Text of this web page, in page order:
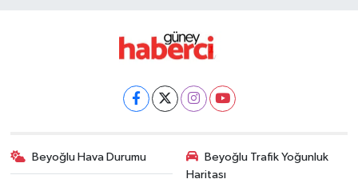
Beyoğlu Hava Durumu
Beyoğlu Trafik Yoğunluk
Haritası